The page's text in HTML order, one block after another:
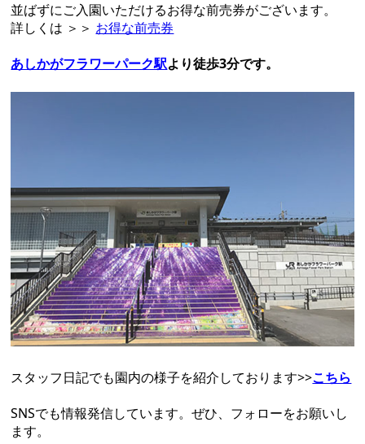
並ばずにご入園いただけるお得な前売券がございます。
詳しくは ＞＞ お得な前売券
あしかがフラワーパーク駅より徒歩3分です。
スタッフ日記でも園内の様子を紹介しております>>こちら
SNSでも情報発信しています。ぜひ、フォローをお願いし
ます。